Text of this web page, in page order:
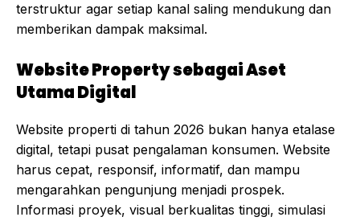
terstruktur agar setiap kanal saling mendukung dan
memberikan dampak maksimal.
Website Property sebagai Aset
Utama Digital
Website properti di tahun 2026 bukan hanya etalase
digital, tetapi pusat pengalaman konsumen. Website
harus cepat, responsif, informatif, dan mampu
mengarahkan pengunjung menjadi prospek.
Informasi proyek, visual berkualitas tinggi, simulasi